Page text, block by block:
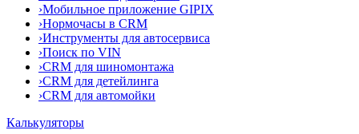
›Мобильное приложение GIPIX
›Нормочасы в CRM
›Инструменты для автосервиса
›Поиск по VIN
›CRM для шиномонтажа
›CRM для детейлинга
›CRM для автомойки
Калькуляторы